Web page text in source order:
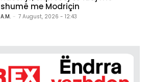
shumë me Modriçin
A.M. - 7 August, 2026 - 12:43